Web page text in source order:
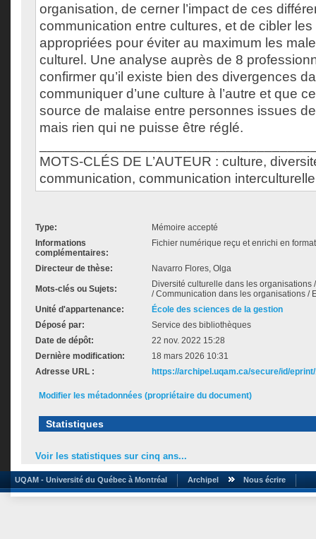
organisation, de cerner l’impact de ces
communication entre cultures, et de cibler
appropriées pour éviter au maximum les
culturel. Une analyse auprès de 8
confirmer qu’il existe bien des divergences
communiquer d’une culture à l’autre et que
source de malaise entre personnes issues
mais rien qui ne puisse être réglé.
MOTS-CLÉS DE L’AUTEUR : culture,
communication, communication
Type:
Mémoire accepté
Informations
complémentaires:
Fichier numérique reçu et enrichi en
Directeur de thèse: Navarro Flores, Olga
Mots-clés ou Sujets:
Diversité culturelle dans les
/ Communication dans les organisations /
Unité d'appartenance:
École des sciences de la gestion
Déposé par:
Service des bibliothèques
Date de dépôt:
22 nov. 2022 15:28
Dernière modification:
18 mars 2026 10:31
Adresse URL :
https://archipel.uqam.ca/secure/id/
Modifier les métadonnées (propriétaire du document)
Statistiques
Voir les statistiques sur cinq ans...
UQAM - Université du Québec à Montréal Archipel Nous écrire